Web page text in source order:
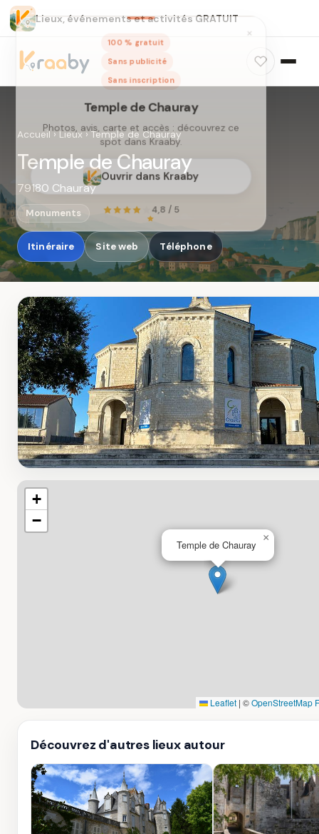
Lieux, événements et activités GRATUIT
×
100 % gratuit
Sans publicité
Sans inscription
Temple de Chauray
Photos, avis, carte et accès : découvrez ce
spot dans Kraaby.
Ouvrir dans Kraaby
4,8 / 5
Accueil›Lieux›Temple de Chauray
Temple de Chauray
79180 Chauray
Monuments
Itinéraire Site web Téléphone
Temple de Chauray
×
+
−
Leaflet | ©OpenStreetMap
Découvrez d'autres lieux autour